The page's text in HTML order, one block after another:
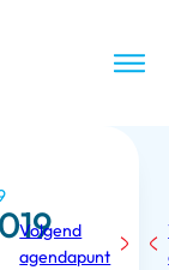
Volgend
agendapunt